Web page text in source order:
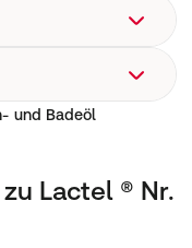
Wannen.
auf die
und Badeöl
Lactel ® Nr.